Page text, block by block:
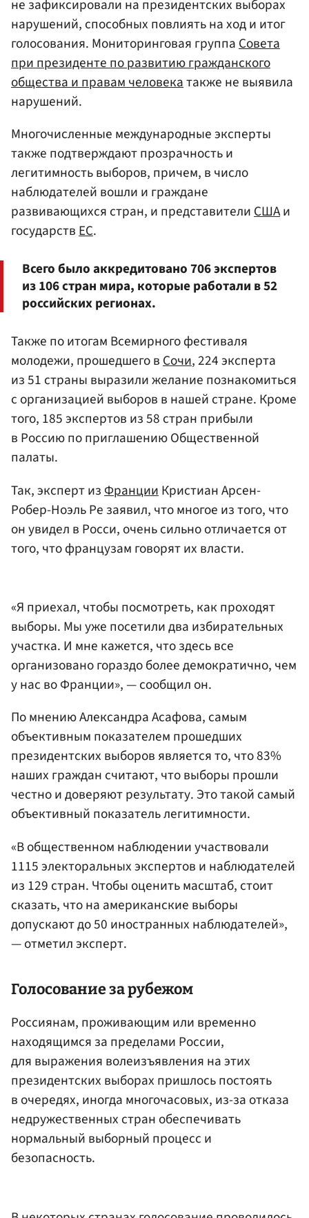
не зафиксировали на президентских выборах
нарушений, способных повлиять на ход и итог
голосования. Мониторинговая группаСовета
при президенте по развитию гражданского
общества и правам человекатакже не выявила
нарушений.
Многочисленные международные эксперты
также подтверждают прозрачность и
легитимность выборов, причем, в число
наблюдателей вошли и граждане
развивающихся стран, и представителиСШАи
государствЕС.
Всего было аккредитовано 706 экспертов
из 106 стран мира, которые работали в 52
российских регионах.
Также по итогам Всемирного фестиваля
молодежи, прошедшего вСочи, 224 эксперта
из 51 страны выразили желание познакомиться
с организацией выборов в нашей стране. Кроме
того, 185 экспертов из 58 стран прибыли
в Россию по приглашению Общественной
палаты.
Так, эксперт изФранцииКристиан Арсен-
Робер-Ноэль Ре заявил, что многое из того, что
он увидел в Росси, очень сильно отличается от
того, что французам говорят их власти.
«Я приехал, чтобы посмотреть, как проходят
выборы. Мы уже посетили два избирательных
участка. И мне кажется, что здесь все
организовано гораздо более демократично, чем
у нас во Франции», — сообщил он.
По мнению Александра Асафова, самым
объективным показателем прошедших
президентских выборов является то, что 83%
наших граждан считают, что выборы прошли
честно и доверяют результату. Это такой самый
объективный показатель легитимности.
«В общественном наблюдении участвовали
1115 электоральных экспертов и наблюдателей
из 129 стран. Чтобы оценить масштаб, стоит
сказать, что на американские выборы
допускают до 50 иностранных наблюдателей»,
— отметил эксперт.
Голосование за рубежом
Россиянам, проживающим или временно
находящимся за пределами России,
для выражения волеизъявления на этих
президентских выборах пришлось постоять
в очередях, иногда многочасовых, из-за отказа
недружественных стран обеспечивать
нормальный выборный процесс и
безопасность.